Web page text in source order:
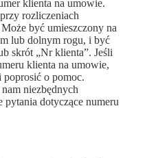
klienta na umowie.
rozliczeniach
być umieszczony na
lub dolnym rogu, i być
skrót „Nr klienta”. Jeśli
klienta na umowie,
o pomoc.
niezbędnych
dotyczące numeru